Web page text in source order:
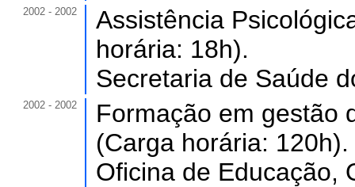
2002 - 2002
Assistência
horária: 18h).
Secretaria de Saúde
2002 - 2002
Formação em gestão
(Carga horária: 120h).
Oficina de Educação,